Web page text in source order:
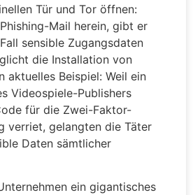
Tür und Tor öffnen:
Mail herein, gibt er
sensible Zugangsdaten
die Installation von
aktuelles Beispiel: Weil ein
Videospiele-Publishers
für die Zwei-Faktor-
verriet, gelangten die Täter
Daten sämtlicher
ein gigantisches